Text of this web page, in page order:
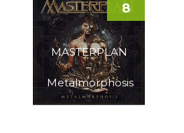
MASTERPLAN
–
Metalmorphosis
8